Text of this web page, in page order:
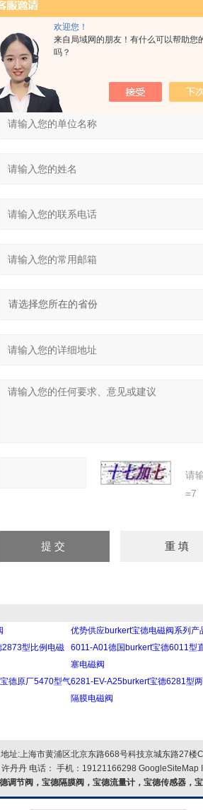
欢迎您！
来自局域网的朋友！有什么可以帮助您
吗？
电磁阀 BURKERT电磁阀
国一级经销 感兴趣，想了解更详细的产品信息，填
请
=7
优势供应burkert宝德电磁阀系列产
型比例电磁
6011-A01德国burkert宝德6011型
塞电磁阀
德原厂5470型气6281-EV-A25burkert宝德6281型
隔膜电磁阀
址:上海市黄浦区北京东路668号科技京城东路27楼
丹丹 电话： 手机：19121166298 GoogleSiteMap
调节阀，宝德隔膜阀，宝德流量计，宝德传感器，